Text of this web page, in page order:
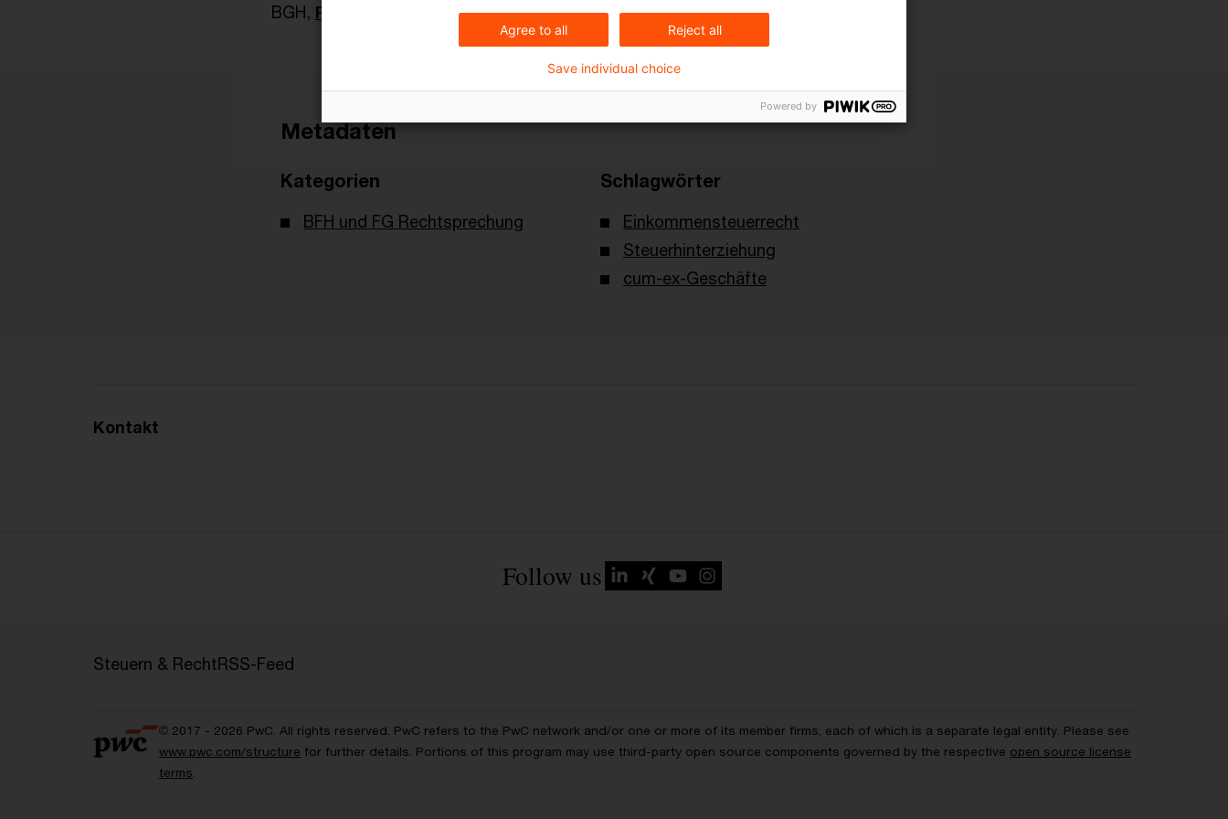
BGH, Pressemitteilung Nr. 69/2022 vom 31. Mai 2022 .
Metadaten
Kategorien
BFH und FG Rechtsprechung
Schlagwörter
Einkommensteuerrecht
Steuerhinterziehung
cum-ex-Geschäfte
Kontakt
Follow us
Steuern & RechtRSS-Feed
© 2017 - 2026 PwC. All rights reserved. PwC refers to the PwC network and/or one or more of its member firms, each of which is a separate legal entity. Please see
www.pwc.com/structure for further details. Portions of this program may use third-party open source components governed by the respective open source license
terms.
Agree to all Reject all
Save individual choice
Powered by